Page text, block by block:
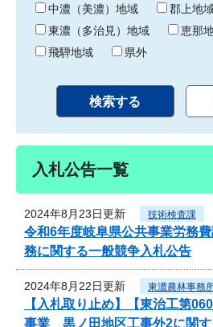
中濃（美濃）地域
郡上地
東濃（多治見）地域
恵那
飛騨地域
県外
入札公告一覧
2024年8月23日更新 技術検査課
令和6年度岐阜県公共事業労務
務に関する一般競争入札公告
2024年8月22日更新 東濃農林事務
【入札取り止め】【東治工第
事業 黒ノ田地区工事外2に関す